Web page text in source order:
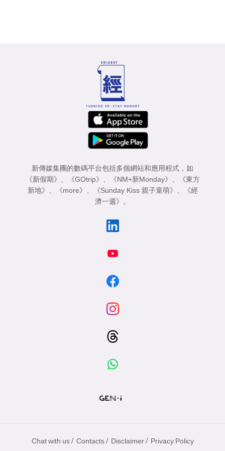
新傳媒集團的數碼平台包括多個網站和應用程式，如
《新假期》
《GOtrip》 《NM+新Monday》
《東方
新地》
《more》 《Sunday Kiss 親子童萌》
《經
濟一週》
。
Chat with us / Contacts / Disclaimer / Privacy Policy